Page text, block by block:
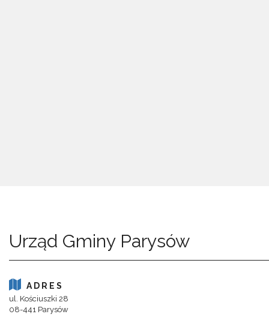
Urząd Gminy Parysów
ADRES
ul. Kościuszki 28
08-441 Parysów